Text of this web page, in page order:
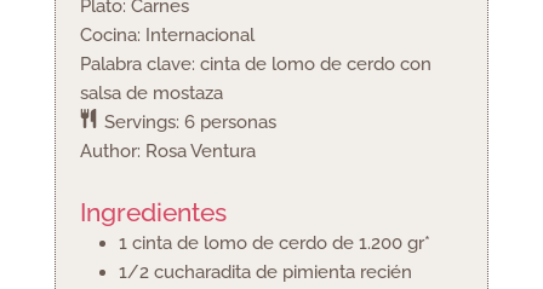
Plato: Carnes
Cocina: Internacional
Palabra clave: cinta de lomo de cerdo con
salsa de mostaza
Servings: 6 personas
Author: Rosa Ventura
Ingredientes
1 cinta de lomo de cerdo de 1.200 gr*
1/2 cucharadita de pimienta recién